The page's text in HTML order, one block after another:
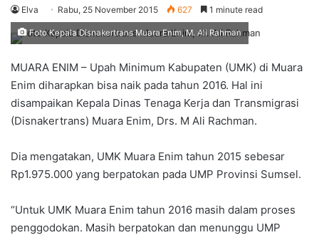
Elva Rabu, 25 November 2015 627 1 minute read
Foto Kepala Disnakertrans Muara Enim, M. Ali Rahman
MUARA ENIM – Upah Minimum Kabupaten (UMK) di Muara
Enim diharapkan bisa naik pada tahun 2016. Hal ini
disampaikan Kepala Dinas Tenaga Kerja dan Transmigrasi
(Disnakertrans) Muara Enim, Drs. M Ali Rachman.
Dia mengatakan, UMK Muara Enim tahun 2015 sebesar
Rp1.975.000 yang berpatokan pada UMP Provinsi Sumsel.
“Untuk UMK Muara Enim tahun 2016 masih dalam proses
penggodokan. Masih berpatokan dan menunggu UMP